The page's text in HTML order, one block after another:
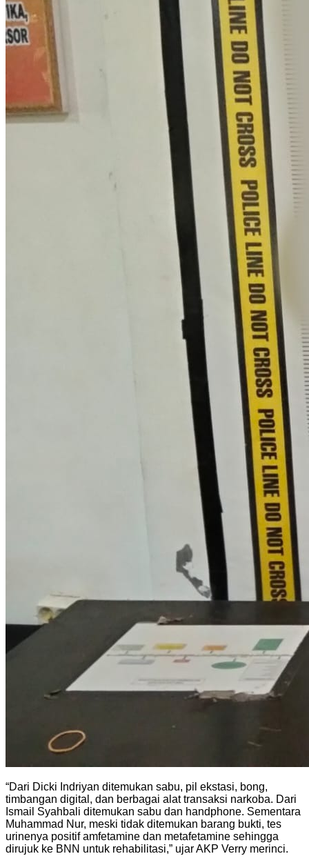
“Dari Dicki Indriyan ditemukan sabu, pil ekstasi, bong,
timbangan digital, dan berbagai alat transaksi narkoba. Dari
Ismail Syahbali ditemukan sabu dan handphone. Sementara
Muhammad Nur, meski tidak ditemukan barang bukti, tes
urinenya positif amfetamine dan metafetamine sehingga
dirujuk ke BNN untuk rehabilitasi,” ujar AKP Verry merinci.